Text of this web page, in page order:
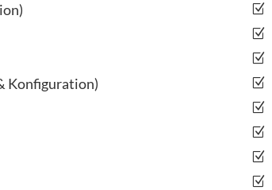
Konfiguration)